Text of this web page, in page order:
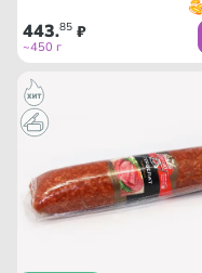
443.85 ₽
~450 г